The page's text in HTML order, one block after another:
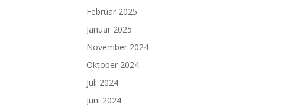
Februar 2025
Januar 2025
November 2024
Oktober 2024
Juli 2024
Juni 2024